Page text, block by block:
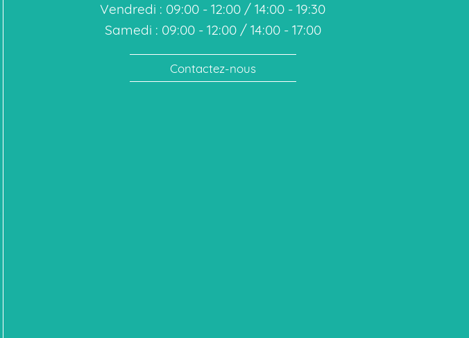
Vendredi : 09:00 - 12:00 / 14:00 - 19:30
Samedi : 09:00 - 12:00 / 14:00 - 17:00
Contactez-nous